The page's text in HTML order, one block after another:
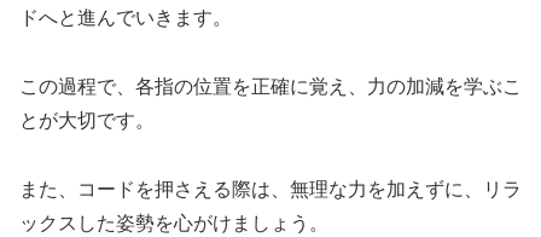
ドへと進んでいきます。
この過程で、各指の位置を正確に覚え、力の加減を学ぶこ
とが大切です。
また、コードを押さえる際は、無理な力を加えずに、リラ
ックスした姿勢を心がけましょう。